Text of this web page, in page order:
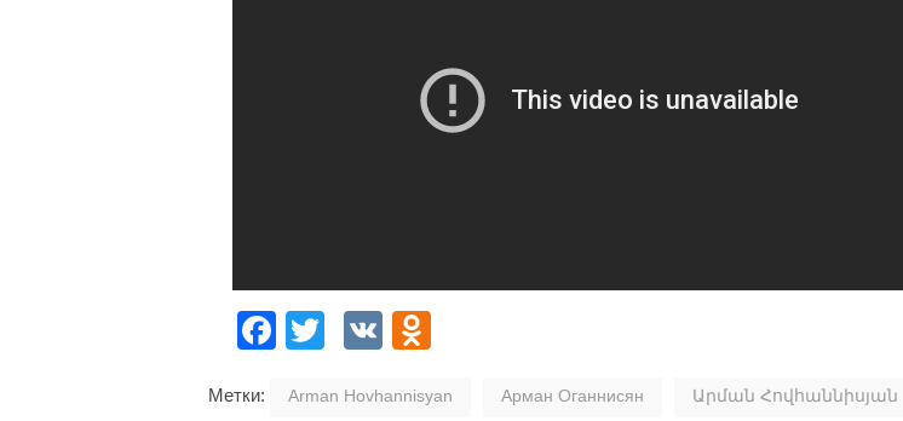
Facebook
Twitter
VK
Метки: Arman Hovhannisyan Арман Оганнисян Արման Հովհաննիսյան